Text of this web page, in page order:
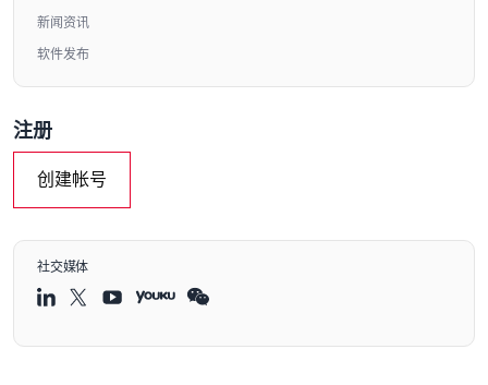
新闻资讯
软件发布
注册
创建帐号
社交媒体